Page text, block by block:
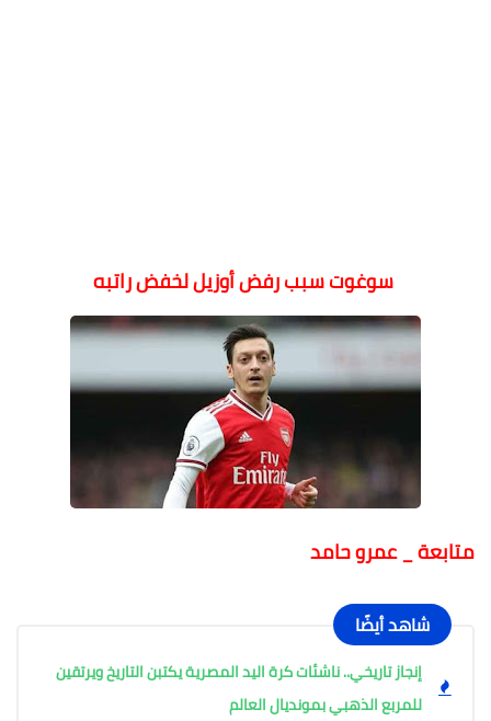
سوغوت سبب رفض أوزيل لخفض راتبه
متابعة _ عمرو حامد
شاهد أيضًا
إنجاز تاريخي.. ناشئات كرة اليد المصرية يكتبن التاريخ ويرتقين
للمربع الذهبي بمونديال العالم